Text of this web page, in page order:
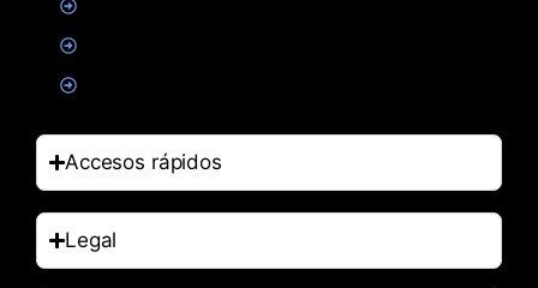
Accesos rápidos
Legal